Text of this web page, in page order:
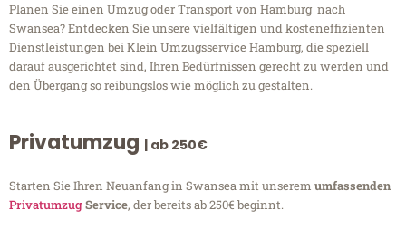
Planen Sie einen Umzug oder Transport von Hamburg nach
Swansea? Entdecken Sie unsere vielfältigen und kosteneffizienten
Dienstleistungen bei Klein Umzugsservice Hamburg, die speziell
darauf ausgerichtet sind, Ihren Bedürfnissen gerecht zu werden und
den Übergang so reibungslos wie möglich zu gestalten.
Privatumzug | ab 250€
Starten Sie Ihren Neuanfang in Swansea mit unserem umfassenden
PrivatumzugService, der bereits ab 250€ beginnt.